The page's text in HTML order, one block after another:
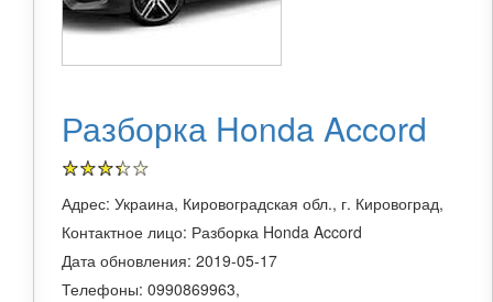
Разборка Honda Accord
Адрес: Украина, Кировоградская обл., г. Кировоград,
Контактное лицо: Разборка Honda Accord
Дата обновления: 2019-05-17
Телефоны: 0990869963,